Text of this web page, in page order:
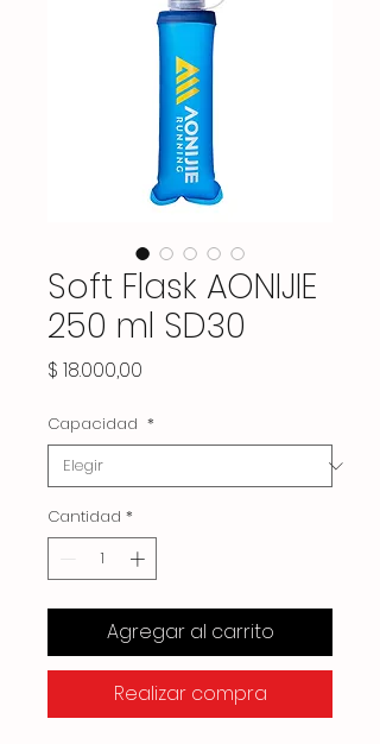
Soft Flask AONIJIE
250 ml SD30
$ 18.000,00
Capacidad *
Cantidad *
Agregar al carrito
Realizar compra